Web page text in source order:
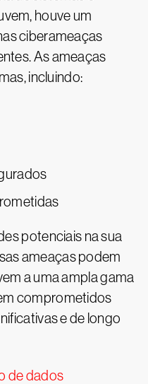
houve um
ciberameaças
As ameaças
incluindo:
potenciais na sua
ameaças podem
a uma ampla gama
comprometidos
e de longo
de dados